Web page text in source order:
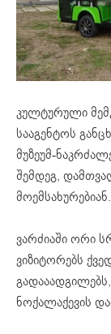
კულტურული
სააგენტოს
მუზეუმ-
შემდეგ,
მოემსახურებიან.
ვარძიაში ორი
ვიზიტორებს
ნოქალაქევის